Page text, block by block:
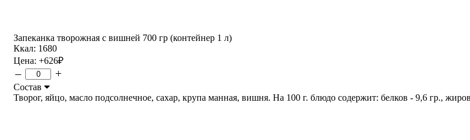
Запеканка творожная с вишней 700 гр (контейнер 1 л)
Ккал: 1680
Цена: +626₽
– +
Состав
Творог, яйцо, масло подсолнечное, сахар, крупа манная, вишня. На 100 г. блюдо содержит: белков - 9,6 гр.,